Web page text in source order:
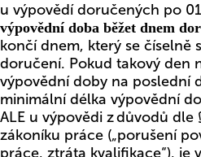
u výpovědí doručených po
výpovědní doba běžet dnem
končí dnem, který se číselně
doručení. Pokud takový den
výpovědní doby na poslední
minimální délka výpovědní
ALE u výpovědi z důvodů dle
zákoníku práce („porušení
práce, ztráta kvalifikace“), je